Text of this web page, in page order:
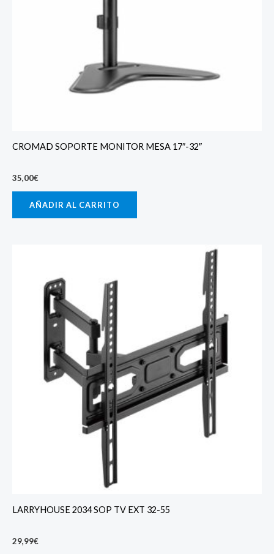
CROMAD SOPORTE MONITOR MESA 17″-32″
35,00€
AÑADIR AL CARRITO
LARRYHOUSE 2034 SOP TV EXT 32-55
29,99€